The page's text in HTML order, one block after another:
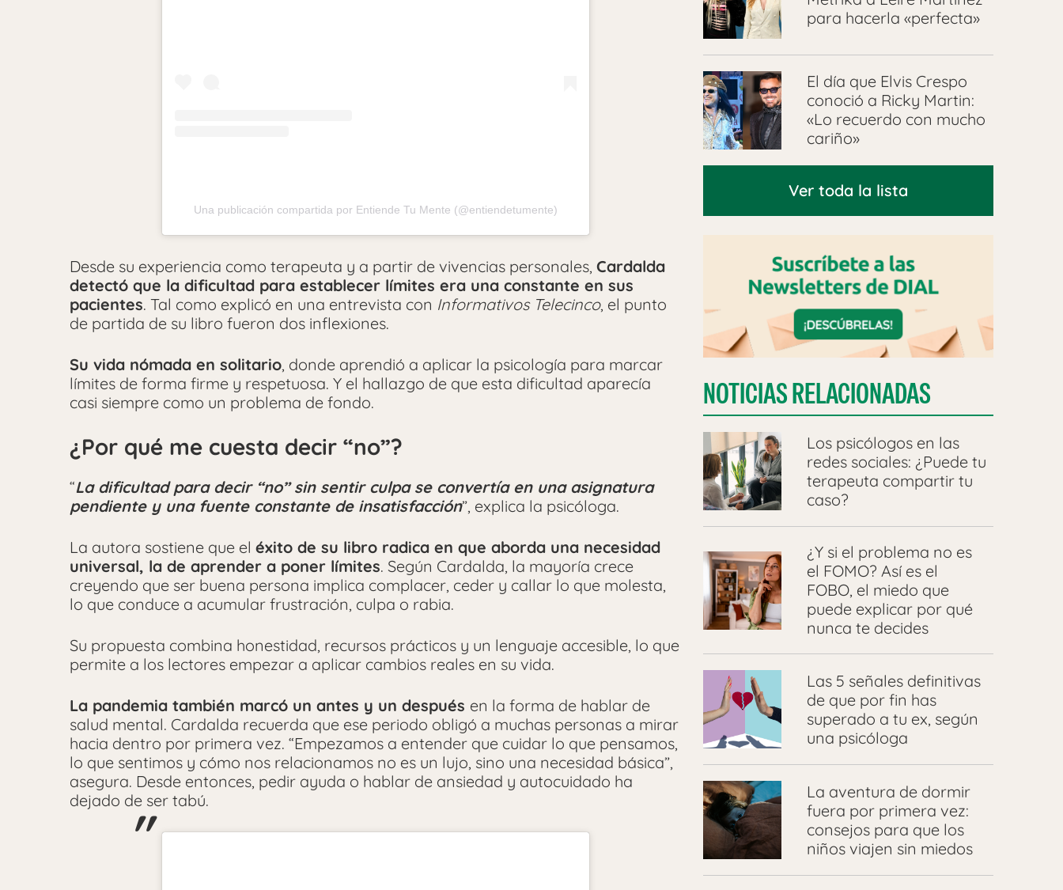
Una publicación compartida por Entiende Tu Mente (@entiendetumente)
Desde su experiencia como terapeuta y a partir de vivencias personales, Cardalda
detectó que la dificultad para establecer límites era una constante en sus
pacientes. Tal como explicó en una entrevista con Informativos Telecinco, el punto
de partida de su libro fueron dos inflexiones.
Su vida nómada en solitario, donde aprendió a aplicar la psicología para marcar
límites de forma firme y respetuosa. Y el hallazgo de que esta dificultad aparecía
casi siempre como un problema de fondo.
¿Por qué me cuesta decir “no”?
“La dificultad para decir “no” sin sentir culpa se convertía en una asignatura
pendiente y una fuente constante de insatisfacción”, explica la psicóloga.
La autora sostiene que el éxito de su libro radica en que aborda una necesidad
universal, la de aprender a poner límites. Según Cardalda, la mayoría crece
creyendo que ser buena persona implica complacer, ceder y callar lo que molesta,
lo que conduce a acumular frustración, culpa o rabia.
Su propuesta combina honestidad, recursos prácticos y un lenguaje accesible, lo que
permite a los lectores empezar a aplicar cambios reales en su vida.
La pandemia también marcó un antes y un después en la forma de hablar de
salud mental. Cardalda recuerda que ese periodo obligó a muchas personas a mirar
hacia dentro por primera vez. “Empezamos a entender que cuidar lo que pensamos,
lo que sentimos y cómo nos relacionamos no es un lujo, sino una necesidad básica”,
asegura. Desde entonces, pedir ayuda o hablar de ansiedad y autocuidado ha
dejado de ser tabú.
para hacerla «perfecta»
El día que Elvis Crespo
conoció a Ricky Martin:
«Lo recuerdo con mucho
cariño»
Ver toda la lista
NOTICIAS RELACIONADAS
Los psicólogos en las
redes sociales: ¿Puede tu
terapeuta compartir tu
caso?
¿Y si el problema no es
el FOMO? Así es el
FOBO, el miedo que
puede explicar por qué
nunca te decides
Las 5 señales definitivas
de que por fin has
superado a tu ex, según
una psicóloga
La aventura de dormir
fuera por primera vez:
consejos para que los
niños viajen sin miedos